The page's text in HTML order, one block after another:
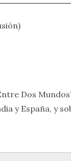
Dos
y España, y